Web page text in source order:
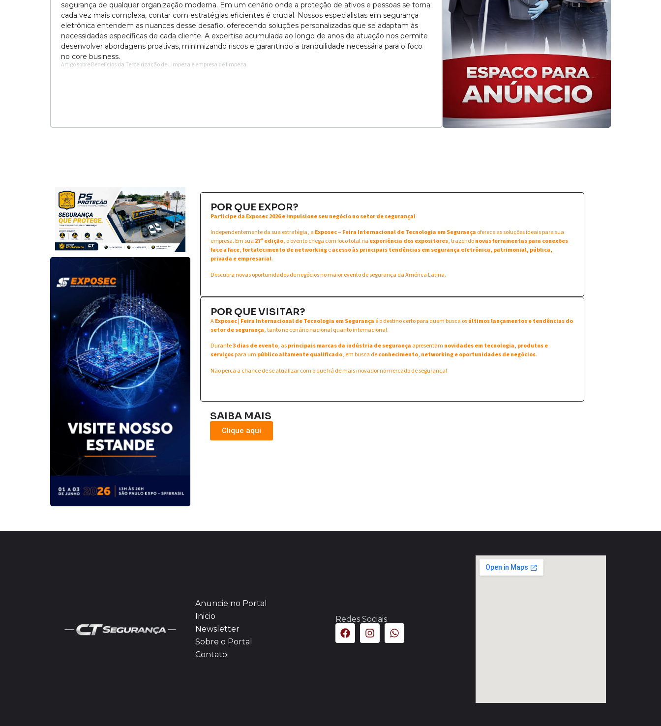
segurança de qualquer organização moderna. Em um cenário onde a proteção de ativos e pessoas se torna
cada vez mais complexa, contar com estratégias eficientes é crucial. Nossos especialistas em segurança
eletrônica entendem as nuances desse desafio, oferecendo soluções personalizadas que se adaptam às
necessidades específicas de cada cliente. A expertise acumulada ao longo de anos de atuação nos permite
desenvolver abordagens proativas, minimizando riscos e garantindo a tranquilidade necessária para o foco
no core business.
Artigo sobre Benefícios da Terceirização de Limpeza e empresa de limpeza
POR QUE EXPOR?
Participe da Exposec 2026 e impulsione seu negócio no setor de segurança!
Independentemente da sua estratégia, a Exposec – Feira Internacional de Tecnologia em Segurança oferece as soluções ideais para sua
empresa. Em sua 27ª edição, o evento chega com foco total na experiência dos expositores, trazendonovas ferramentas para conexões
face a face,fortalecimento de networkingeacesso às principais tendências em segurança eletrônica, patrimonial, pública,
privada e empresarial.
Descubra novas oportunidades de negócios no maior evento de segurança da América Latina.
POR QUE VISITAR?
AExposec | Feira Internacional de Tecnologia em Segurança é o destino certo para quem busca osúltimos lançamentos e tendências do
setor de segurança, tanto no cenário nacional quanto internacional.
Durante3 dias de evento, asprincipais marcas da indústria de segurança apresentam novidades em tecnologia, produtos e
serviçospara um público altamente qualificado, em busca deconhecimento, networking e oportunidades de negócios.
Não perca a chance de se atualizar com o que há de mais inovador no mercado de segurança!
SAIBA MAIS
Clique aqui
Anuncie no Portal
Inicio
Newsletter
Sobre o Portal
Contato
Redes Sociais